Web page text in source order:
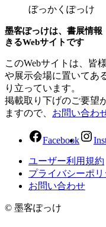
ぼっかくぽっけ
墨客ぽっけは、書展情
きるWebサイトです
このWebサイトは、皆
や展示会場に置いてあ
り立っています。
掲載取り下げのご要望
ますので、 お問い合わ
Facebook
ユーザー利用規約
プライバシーポリ
お問い合わせ
© 墨客ぽっけ